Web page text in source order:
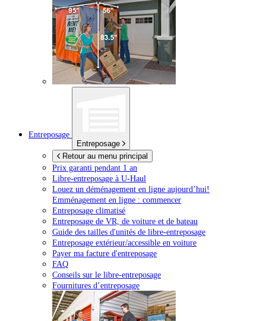
Entreposage
Entreposage
Retour au menu principal
Prix garanti pendant 1 an
Libre-entreposage à U-Haul
Louez un déménagement en ligne aujourd’hui!
Emménagement en ligne : commencer
Entreposage climatisé
Entreposage de VR, de voiture et de bateau
Guide des tailles d'unités de libre-entreposage
Entreposage extérieur/accessible en voiture
Payer ma facture d'entreposage
FAQ
Conseils sur le libre-entreposage
Fournitures d’entreposage